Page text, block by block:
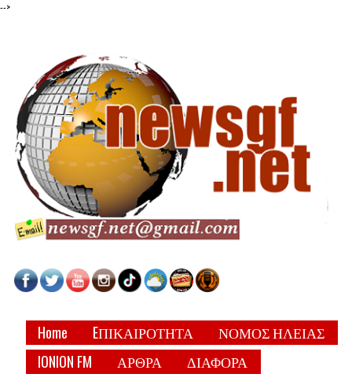
-->
Home EΠΙΚΑΙΡΟΤΗΤΑ
ΝΟΜΟΣ ΗΛΕΙΑΣ
IONION FM
ΑΡΘΡΑ
ΔΙΑΦΟΡΑ